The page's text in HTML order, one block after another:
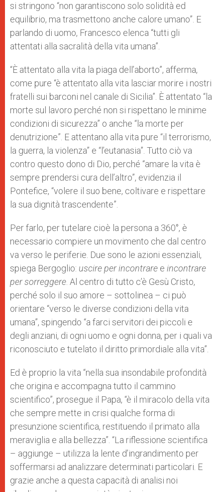
si stringono “non garantiscono solo solidità ed
equilibrio, ma trasmettono anche calore umano”. E
parlando di uomo, Francesco elenca “tutti gli
attentati alla sacralità della vita umana”.
“È attentato alla vita la piaga dell’aborto”, afferma,
come pure “è attentato alla vita lasciar morire i nostri
fratelli sui barconi nel canale di Sicilia”. È attentato “la
morte sul lavoro perché non si rispettano le minime
condizioni di sicurezza” o anche “la morte per
denutrizione”. E attentano alla vita pure “il terrorismo,
la guerra, la violenza” e “l’eutanasia”. Tutto ciò va
contro questo dono di Dio, perché “amare la vita è
sempre prendersi cura dell’altro”, evidenzia il
Pontefice, “volere il suo bene, coltivare e rispettare
la sua dignità trascendente”.
Per farlo, per tutelare cioè la persona a 360°, è
necessario compiere un movimento che dal centro
va verso le periferie. Due sono le azioni essenziali,
spiega Bergoglio: uscire per incontrare e incontrare
per sorreggere . Al centro di tutto c’è Gesù Cristo,
perché solo il suo amore – sottolinea – ci può
orientare “verso le diverse condizioni della vita
umana”, spingendo “a farci servitori dei piccoli e
degli anziani, di ogni uomo e ogni donna, per i quali va
riconosciuto e tutelato il diritto primordiale alla vita”.
Ed è proprio la vita “nella sua insondabile profondità
che origina e accompagna tutto il cammino
scientifico”, prosegue il Papa, “è il miracolo della vita
che sempre mette in crisi qualche forma di
presunzione scientifica, restituendo il primato alla
meraviglia e alla bellezza”. “La riflessione scientifica
– aggiunge – utilizza la lente d’ingrandimento per
soffermarsi ad analizzare determinati particolari. E
grazie anche a questa capacità di analisi noi